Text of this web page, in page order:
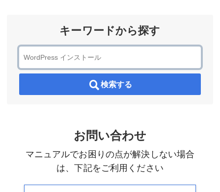
キーワードから探す
検索する
お問い合わせ
マニュアルでお困りの点が解決しない場合
は、下記をご利用ください